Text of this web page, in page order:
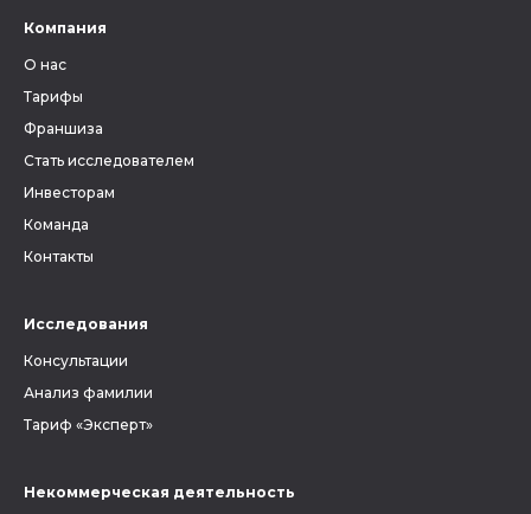
Компания
О нас
Тарифы
Франшиза
Стать исследователем
Инвесторам
Команда
Контакты
Исследования
Консультации
Анализ фамилии
Тариф «Эксперт»
Некоммерческая деятельность